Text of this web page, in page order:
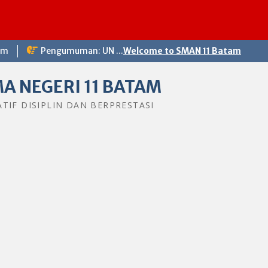
Pengumuman: UN ...Welcome to SMAN 11 Batam
NEGERI 11 BATAM
DISIPLIN DAN BERPRESTASI